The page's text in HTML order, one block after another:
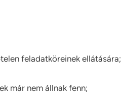
feladatköreinek ellátására;
már nem állnak fenn;